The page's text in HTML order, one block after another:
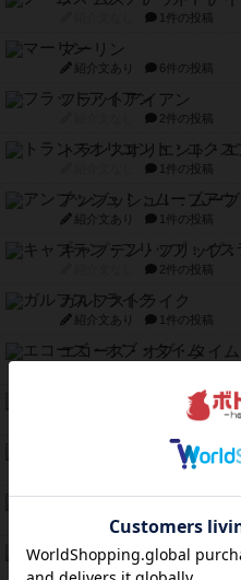
1件の投稿
マーリン
紹介文あり 6件の投稿
フラットアイアン
2件の投稿
トランスオリエント・
1件の投稿
アンブッシュ！：ムーブ
紹介文あり 1件の投稿
キャプテン・フリップ
2件の投稿
ガルフストライク
紹介文あり 1件の投稿
エコーズ・オブ・タイム
12件の投稿
1件の投稿
Bitter End ブタペスト救
紹介文なし 1件の投稿
ドコジャン
紹介文あり 10件の投稿